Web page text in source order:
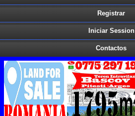
Registrar
Iniciar Session
Contactos